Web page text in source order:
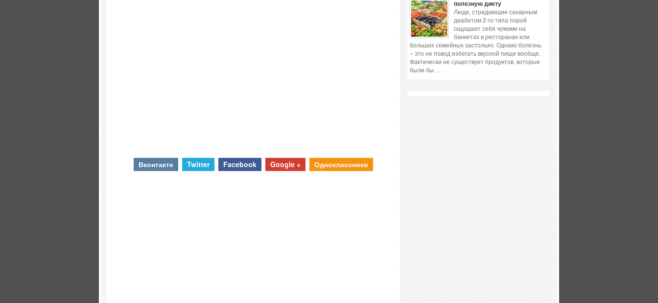
Вконтакте Twitter Facebook Google + Одноклассники
полезную диету
Люди, страдающие сахарным
диабетом 2-го типа порой
ощущают себя чужими на
банкетах в ресторанах или
больших семейных застольях. Однако болезнь
– это не повод избегать вкусной пищи вообще.
Фактически не существует продуктов, которые
были бы …